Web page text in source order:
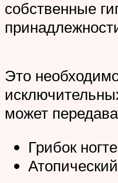
собственные
Это
может
Грибок